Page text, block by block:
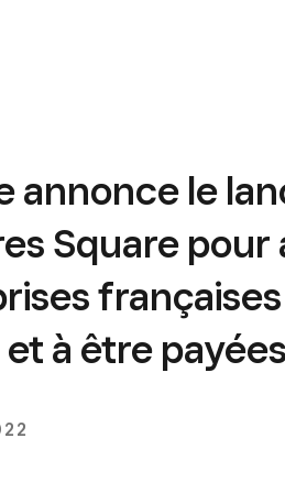
annonce le
Square pour
à être